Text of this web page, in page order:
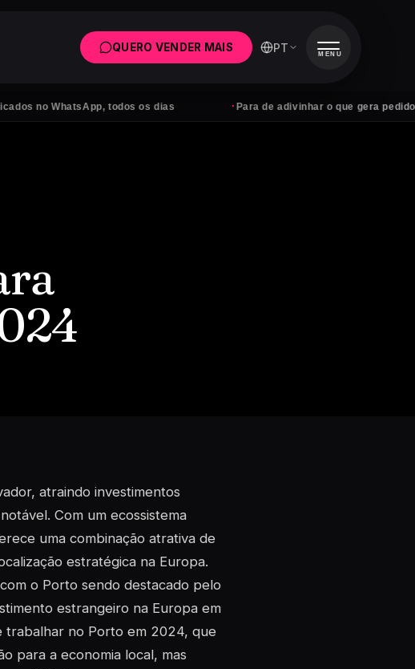
WhatsApp, todos os dias Para de adivinhar o que gera pedidos
QUERO VENDER MAIS PT MENU
atraindo investimentos
Com um ecossistema
uma combinação atrativa de
estratégica na Europa.
o Porto sendo destacado pelo
estrangeiro na Europa em
trabalhar no Porto em 2024, que
para a economia local, mas